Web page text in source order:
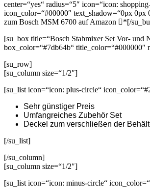
center=“yes“ radius=“5″ icon=“icon:
icon_color=“#00000″ text_shadow=“0px 0px
zum Bosch MSM 6700 auf Amazon
*[/
[su_box title=“Bosch Stabmixer Set Vor- und
box_color=“#7db64b“ title_color=“#000000″
[su_row]
[su_column size=“1/2″]
[su_list icon=“icon: plus-circle“
Sehr günstiger Preis
Umfangreiches Zubehör Set
Deckel zum verschließen der
[/su_list]
[/su_column]
[su_column size=“1/2″]
[su_list icon=“icon: minus-circle“